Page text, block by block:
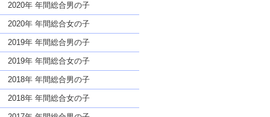
2020年 年間総合男の子
2020年 年間総合女の子
2019年 年間総合男の子
2019年 年間総合女の子
2018年 年間総合男の子
2018年 年間総合女の子